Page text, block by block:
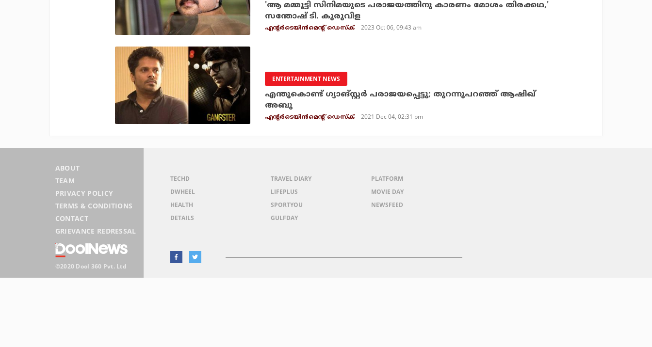
'ആ മമ്മൂട്ടി സിനിമയുടെ പരാജയത്തിനു കാരണം മോശം തിരക്കഥ,'
സന്തോഷ് ടി. കുരുവിള
എന്റര്‍ടെയിന്‍മെന്റ് ഡെസ്‌ക് 2023 Oct 06, 09:43 am
ENTERTAINMENT NEWS
എന്തുകൊണ്ട് ഗ്യാങ്സ്റ്റര്‍ പരാജയപ്പെട്ടു; തുറന്നുപറഞ്ഞ് ആഷിഖ്
അബു
എന്റര്‍ടെയിന്‍മെന്റ് ഡെസ്‌ക് 2021 Dec 04, 02:31 pm
ABOUT
TEAM
PRIVACY POLICY
TERMS & CONDITIONS
CONTACT
GRIEVANCE REDRESSAL
©2020 Dool 360 Pvt. Ltd
TECHD
DWHEEL
HEALTH
DETAILS
TRAVEL DIARY
LIFEPLUS
SPORTYOU
GULFDAY
PLATFORM
MOVIE DAY
NEWSFEED